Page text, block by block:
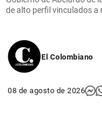
de alto perfil vinculados a
El Colombiano
08 de agosto de 2026